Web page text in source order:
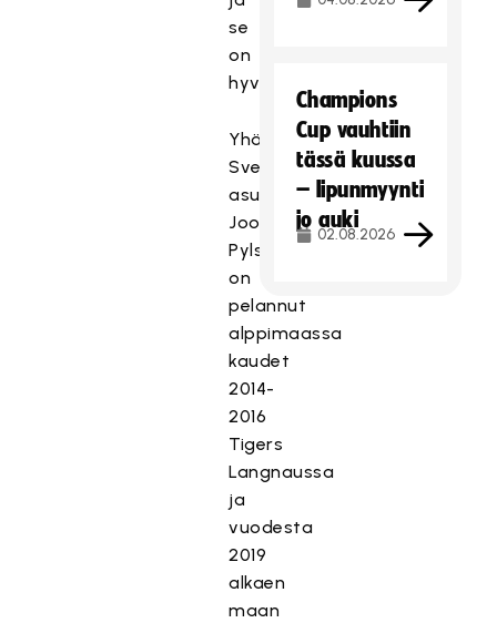
se
on
hyväksyttävä.
Yhä
Sveitsissä
asuva
Joonas
Pylsy
on
pelannut
alppimaassa
kaudet
2014-
2016
Tigers
Langnaussa
ja
vuodesta
2019
alkaen
maan
Champions
Cup vauhtiin
tässä kuussa
– lipunmyynti
jo auki
02.08.2026